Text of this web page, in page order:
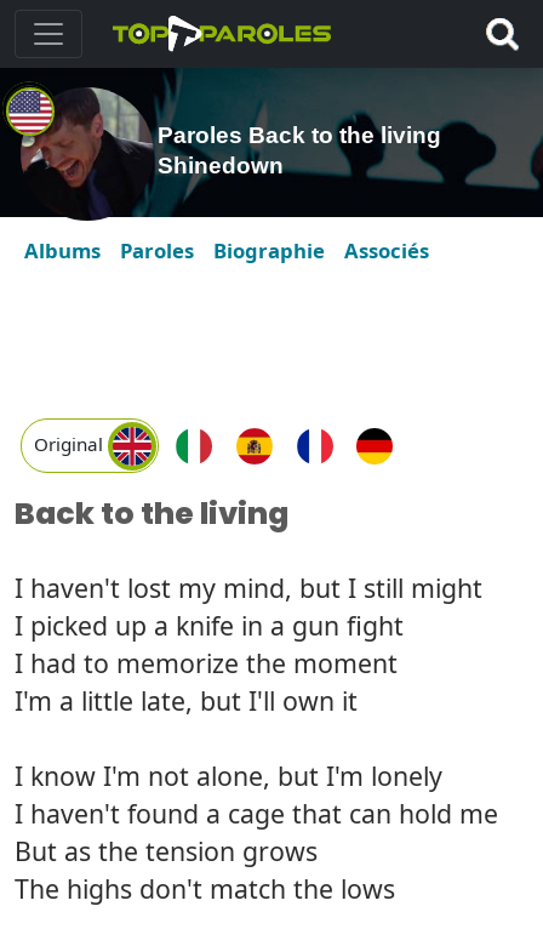
Paroles Back to the living
Shinedown
Albums Paroles Biographie Associés
Original
Back to the living
I haven't lost my mind, but I still might
I picked up a knife in a gun fight
I had to memorize the moment
I'm a little late, but I'll own it
I know I'm not alone, but I'm lonely
I haven't found a cage that can hold me
But as the tension grows
The highs don't match the lows